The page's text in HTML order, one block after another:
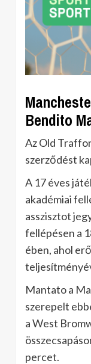
Bendito
Az Old
szerződést
A 17 éves
akadémiai
asszisztot
fellépésen a
ében, ahol
Mantato a
szerepelt
a West
percet.